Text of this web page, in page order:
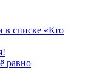
в списке «Кто
равно